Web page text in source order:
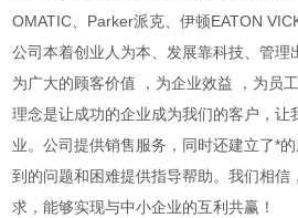
OMATIC、Parker派克、伊顿EATON
公司本着创业人为本、发展靠科技、管理
为广大的顾客价值 ，为企业效益 ，为员
理念是让成功的企业成为我们的客户，让
业。公司提供销售服务，同时还建立了*
到的问题和困难提供指导帮助。我们相信
求，能够实现与中小企业的互利共赢！